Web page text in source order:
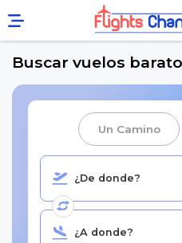
Buscar vuelos
Un Camino